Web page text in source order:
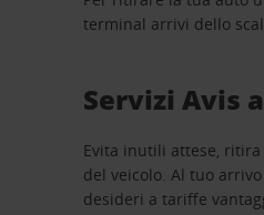
terminal arrivi dello
Servizi Avis
Evita inutili attese,
del veicolo. Al tuo
desideri a tariffe